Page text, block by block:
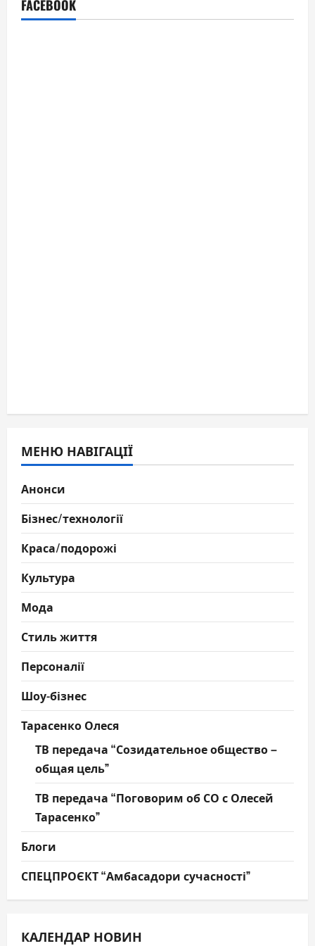
FACEBOOK
МЕНЮ НАВІГАЦІЇ
Анонси
Бізнес/технології
Краса/подорожі
Культура
Мода
Стиль життя
Персоналії
Шоу-бізнес
Тарасенко Олеся
ТВ передача “Созидательное общество –
общая цель”
ТВ передача “Поговорим об СО с Олесей
Тарасенко”
Блоги
СПЕЦПРОЄКТ “Амбасадори сучасності”
КАЛЕНДАР НОВИН